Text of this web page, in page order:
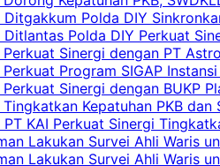
Ditgakkum Polda DIY
Ditlantas Polda DIY Perkuat
Sinergi dengan PT
Program SIGAP
Sinergi dengan BUKP
Kepatuhan PKB
KAI Perkuat Sinergi
Lakukan Survei Ahli Waris
Lakukan Survei Ahli Waris